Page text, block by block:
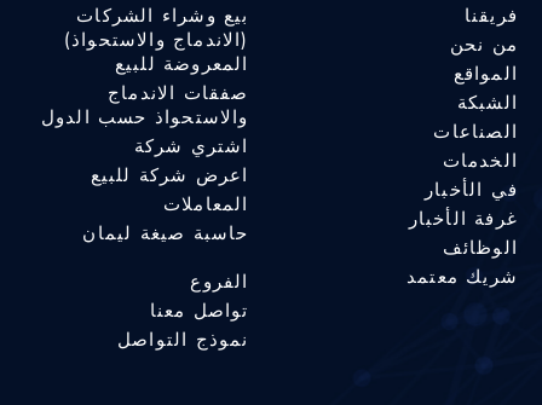
فريقنا
من نحن
المواقع
الشبكة
الصناعات
الخدمات
في الأخبار
غرفة الأخبار
الوظائف
شريك معتمد
بيع وشراء الشركات
(الاندماج والاستحواذ)
المعروضة للبيع
صفقات الاندماج
والاستحواذ حسب الدول
اشتري شركة
اعرض شركة للبيع
المعاملات
حاسبة صيغة ليمان
الفروع
تواصل معنا
نموذج التواصل